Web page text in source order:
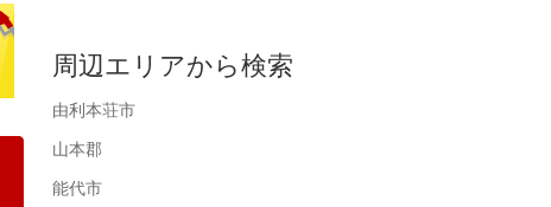
周辺エリアから検索
由利本荘市
山本郡
能代市